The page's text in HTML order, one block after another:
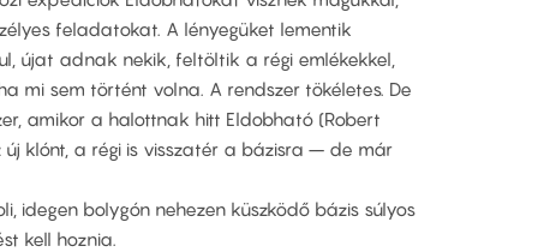
feladatokat. A lényegüket lementik
újat adnak nekik, feltöltik a régi emlékekkel,
mi sem történt volna. A rendszer tökéletes. De
amikor a halottnak hitt Eldobható (Robert
klónt, a régi is visszatér a bázisra – de már
idegen bolygón nehezen küszködő bázis súlyos
kell hoznia.